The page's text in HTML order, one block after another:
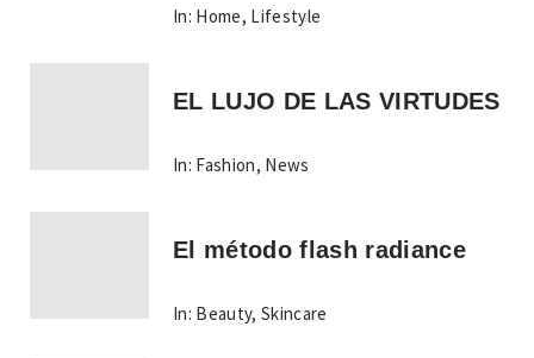
In: Home, Lifestyle
EL LUJO DE LAS VIRTUDES
In: Fashion, News
El método flash radiance
In: Beauty,Skincare